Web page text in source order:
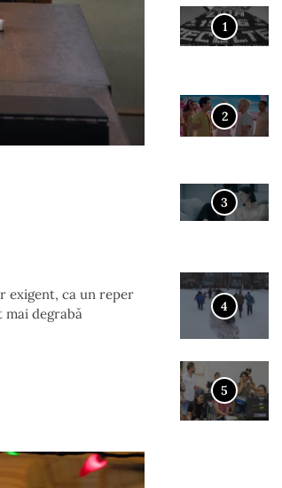
exigent, ca un reper
degrabă
1
2
3
4
5